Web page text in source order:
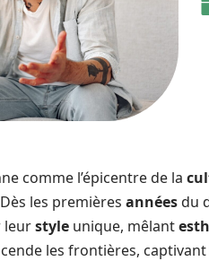
comme l’épicentre de la
les premières annéesdu
leurstyle unique, mêlant
les frontières, captivant